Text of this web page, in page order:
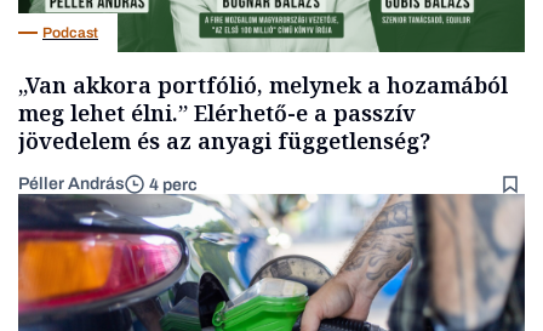
Podcast
„Van akkora portfólió, melynek a hozamából
meg lehet élni.” Elérhető-e a passzív
jövedelem és az anyagi függetlenség?
Péller András 4 perc